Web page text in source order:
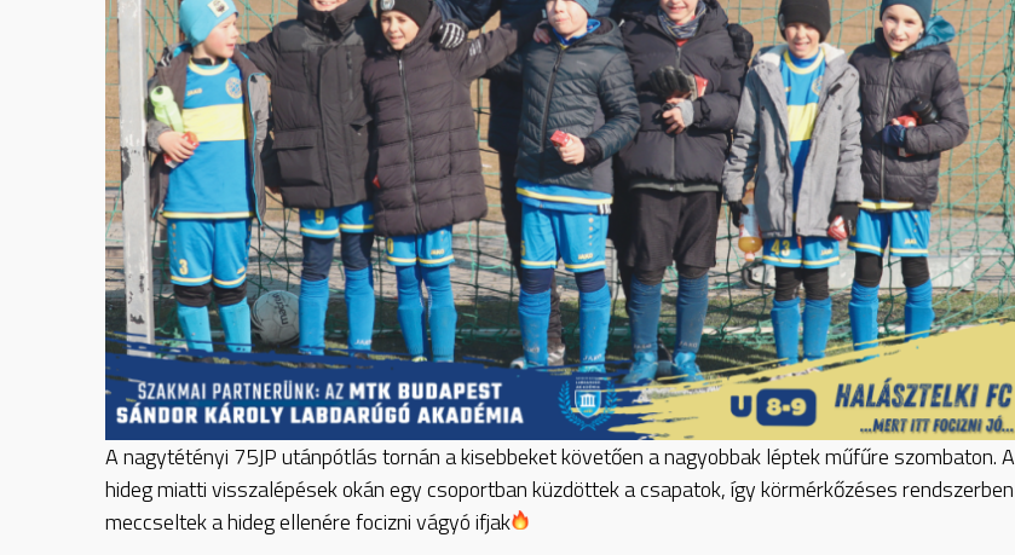
Anagytétényi 75JP utánpótlás tornán a kisebbeket követően a nagyobbak léptek műfűre szombaton. A
hideg miatti visszalépések okán egy csoportban küzdöttek a csapatok, így körmérkőzéses rendszerben
meccseltek a hideg ellenére focizni vágyó ifjak